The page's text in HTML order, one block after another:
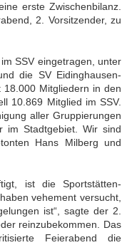
erste Zwischenbilanz.
2. Vorsitzender, zu
SSV eingetragen, unter
die SV Eidinghausen-
18.000 Mitgliedern in den
10.869 Mitglied im SSV.
aller Gruppierungen
im Stadtgebiet. Wir sind
Hans Milberg und
ist die Sportstätten-
vehement versucht,
ist“, sagte der 2.
reinzubekommen. Das
Feierabend die